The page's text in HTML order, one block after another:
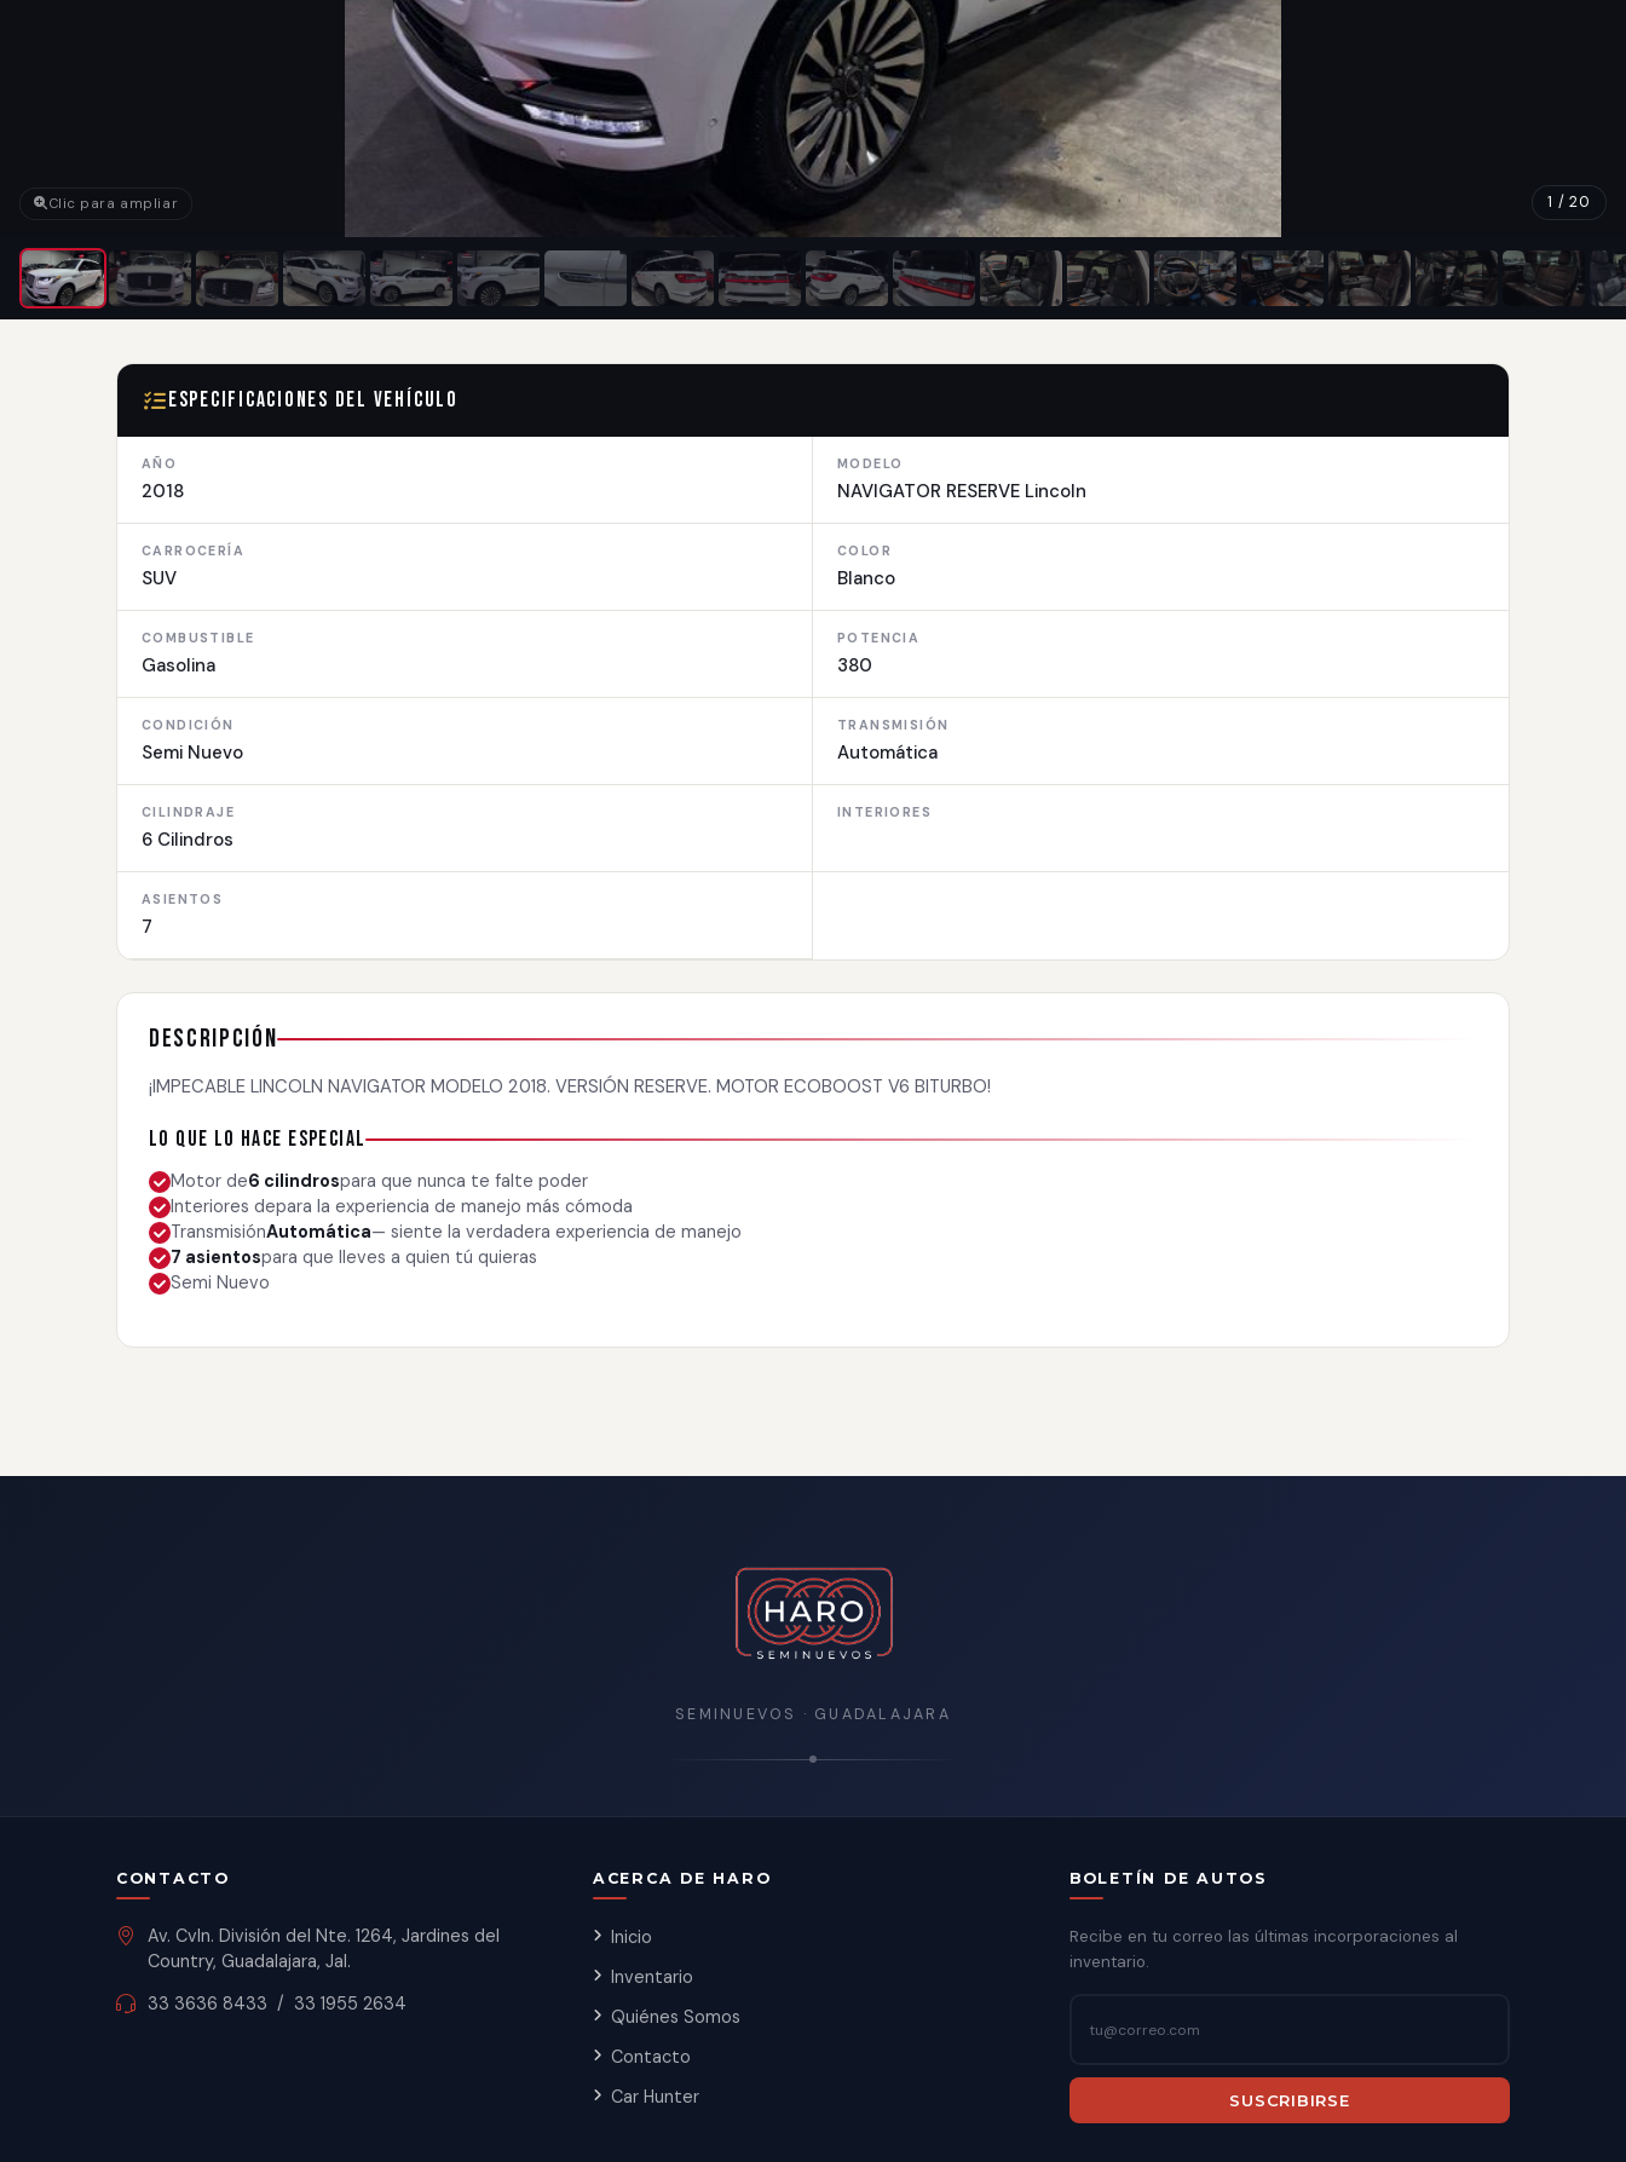
1 / 20
Clic para ampliar
Especificaciones del Vehículo
AÑO
2018
MODELO
NAVIGATOR RESERVE Lincoln
CARROCERÍA
SUV
COLOR
Blanco
COMBUSTIBLE
Gasolina
POTENCIA
380
CONDICIÓN
Semi Nuevo
TRANSMISIÓN
Automática
CILINDRAJE
6 Cilindros
INTERIORES
ASIENTOS
7
Descripción
¡IMPECABLE LINCOLN NAVIGATOR MODELO 2018. VERSIÓN RESERVE. MOTOR ECOBOOST V6 BITURBO!
Lo que lo hace especial
Motor de6 cilindrospara que nunca te falte poder
Interiores depara la experiencia de manejo más cómoda
TransmisiónAutomática— siente la verdadera experiencia de manejo
7 asientospara que lleves a quien tú quieras
Semi Nuevo
SEMINUEVOS · GUADALAJARA
CONTACTO
Av. Cvln. División del Nte. 1264, Jardines del
Country, Guadalajara, Jal.
33 3636 8433 / 33 1955 2634
ACERCA DE HARO
Inicio
Inventario
Quiénes Somos
Contacto
Car Hunter
BOLETÍN DE AUTOS
Recibe en tu correo las últimas incorporaciones al
inventario.
SUSCRIBIRSE